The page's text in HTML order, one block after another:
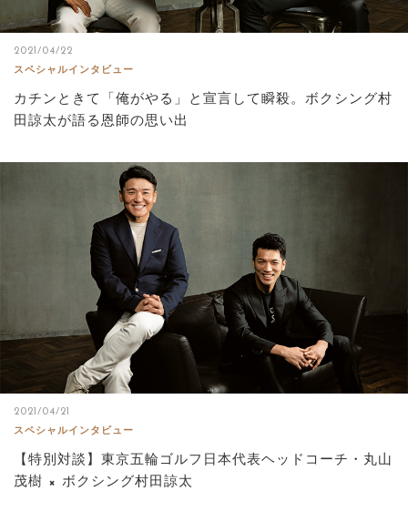
2021/04/22
スペシャルインタビュー
カチンときて「俺がやる」と宣言して瞬殺。ボクシング村
田諒太が語る恩師の思い出
2021/04/21
スペシャルインタビュー
【特別対談】東京五輪ゴルフ日本代表ヘッドコーチ・丸山
茂樹 × ボクシング村田諒太